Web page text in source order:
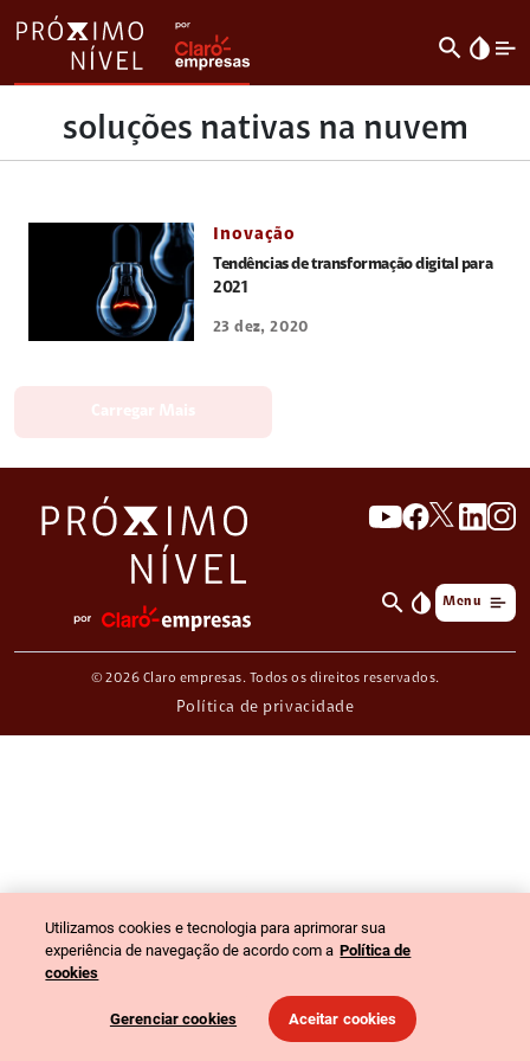
search invert_colors
soluções nativas na nuvem
Inovação
Tendências de transformação digital para
2021
23 dez, 2020
search invert_colors Menu
© 2026 Claro empresas. Todos os direitos reservados.
Política de privacidade
Utilizamos cookies e tecnologia para aprimorar sua
experiência de navegação de acordo com a Política de
cookies
Gerenciar cookies Aceitar cookies